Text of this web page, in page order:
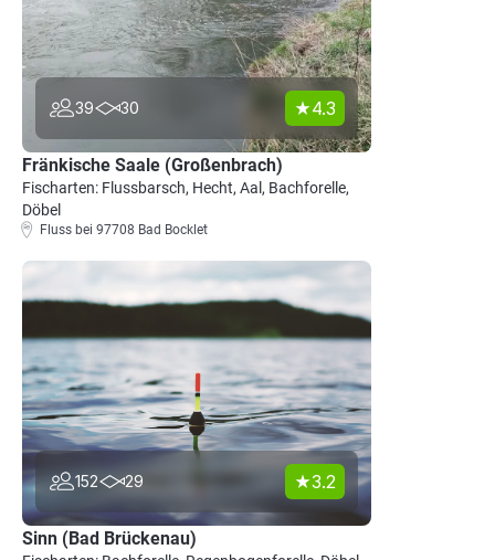
39 30 4.3
Fränkische Saale (Großenbrach)
Fischarten: Flussbarsch, Hecht, Aal, Bachforelle,
Döbel
Fluss bei 97708 Bad Bocklet
152 29 3.2
Sinn (Bad Brückenau)